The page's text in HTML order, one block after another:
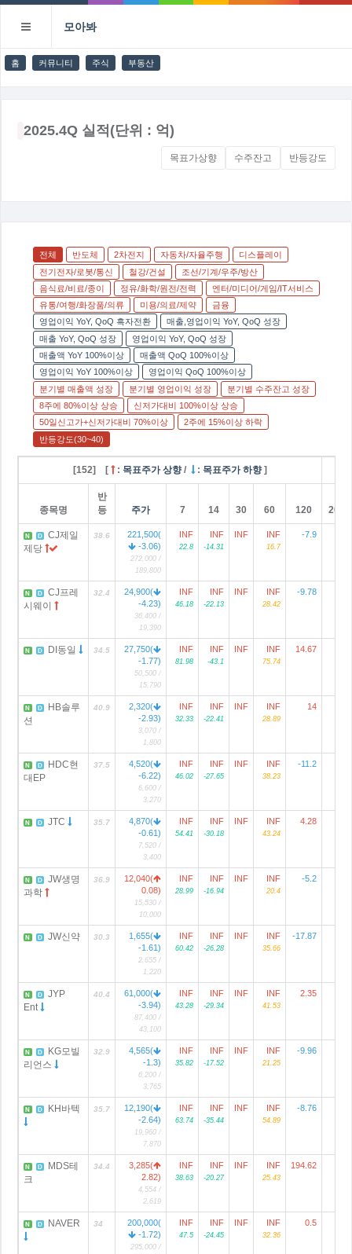
모아봐
홈 커뮤니티 주식 부동산
2025.4Q 실적(단위 : 억)
목표가상향 수주잔고 반등강도
전체 반도체 2차전지 자동차/자율주행
디스플레이
전기전자/로봇/통신
철강/건설
조선/기계/우주/방산
음식료/비료/종이
정유/화학/원전/전력
엔터/미디어/게임/IT서비스
유통/여행/화장품/의류
미용/의료/제약
금융
영업이익 YoY, QoQ 흑자전환
매출,영업이익 YoY, QoQ 성장
매출 YoY, QoQ 성장
영업이익 YoY, QoQ 성장
매출액 YoY 100%이상
매출액 QoQ 100%이상
영업이익 YoY 100%이상
영업이익 QoQ 100%이상
분기별 매출액 성장
분기별 영업이익 성장
분기별 수주잔고 성장
8주에 80%이상 상승
신저가대비 100%이상 상승
50일신고가+신저가대비 70%이상
2주에 15%이상 하락
반등강도(30~40)
[152] [ : 목표주가 상향/ : 목표주가 하향]
종목명
반
등
주가 7 14 30 60 120
N D
CJ제일
제당
38.6
221,500(
-3.06)
272,000 /
189,800
INF
22.8
INF
-14.31
INF INF
16.7
-7.9
N D
CJ프레
시웨이
32.4
24,900(
-4.23)
36,400 /
19,390
INF
46.18
INF
-22.13
INF INF
28.42
-9.78
N D DI동일 34.5
27,750(
-1.77)
50,500 /
15,790
INF
81.98
INF
-43.1
INF INF
75.74
14.67
N D
HB솔루
션
40.9
2,320(
-2.93)
3,070 /
1,800
INF
32.33
INF
-22.41
INF INF
28.89
14
N D
HDC현
대EP
37.5
4,520(
-6.22)
6,600 /
3,270
INF
46.02
INF
-27.65
INF INF
38.23
-11.2
N D JTC 35.7
4,870(
-0.61)
7,520 /
3,400
INF
54.41
INF
-30.18
INF INF
43.24
4.28
N D
JW생명
과학
36.9
12,040(
0.08)
15,530 /
10,000
INF
28.99
INF
-16.94
INF INF
20.4
-5.2
N D JW신약 30.3
1,655(
-1.61)
2,655 /
1,220
INF
60.42
INF
-26.28
INF INF
35.66
-17.87
N D
JYP
Ent
40.4
61,000(
-3.94)
87,400 /
43,100
INF
43.28
INF
-29.34
INF INF
41.53
2.35
N D
KG모빌
리언스
32.9
4,565(
-1.3)
6,200 /
3,765
INF
35.82
INF
-17.52
INF INF
21.25
-9.96
N D KH바텍 35.7
12,190(
-2.64)
19,960 /
7,870
INF
63.74
INF
-35.44
INF INF
54.89
-8.76
N D
MDS테
크
34.4
3,285(
2.82)
4,554 /
2,619
INF
38.63
INF
-20.27
INF INF
25.43
194.62
N D NAVER 34
200,000(
-1.72)
295,000 /
INF
47.5
INF
-24.45
INF INF
32.36
0.5